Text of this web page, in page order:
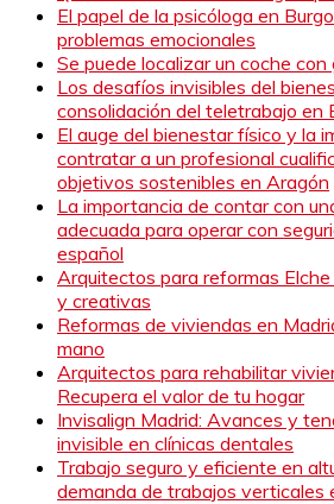
El papel de la psicóloga en
problemas emocionales
Se puede localizar un coche con
Los desafíos invisibles del
consolidación del teletrabajo en
El auge del bienestar físico y la
contratar a un profesional
objetivos sostenibles en Aragón
La importancia de contar con
adecuada para operar con
español
Arquitectos para reformas
y creativas
Reformas de viviendas en
mano
Arquitectos para rehabilitar
Recupera el valor de tu hogar
Invisalign Madrid: Avances y
invisible en clínicas dentales
Trabajo seguro y eficiente en
demanda de trabajos verticales